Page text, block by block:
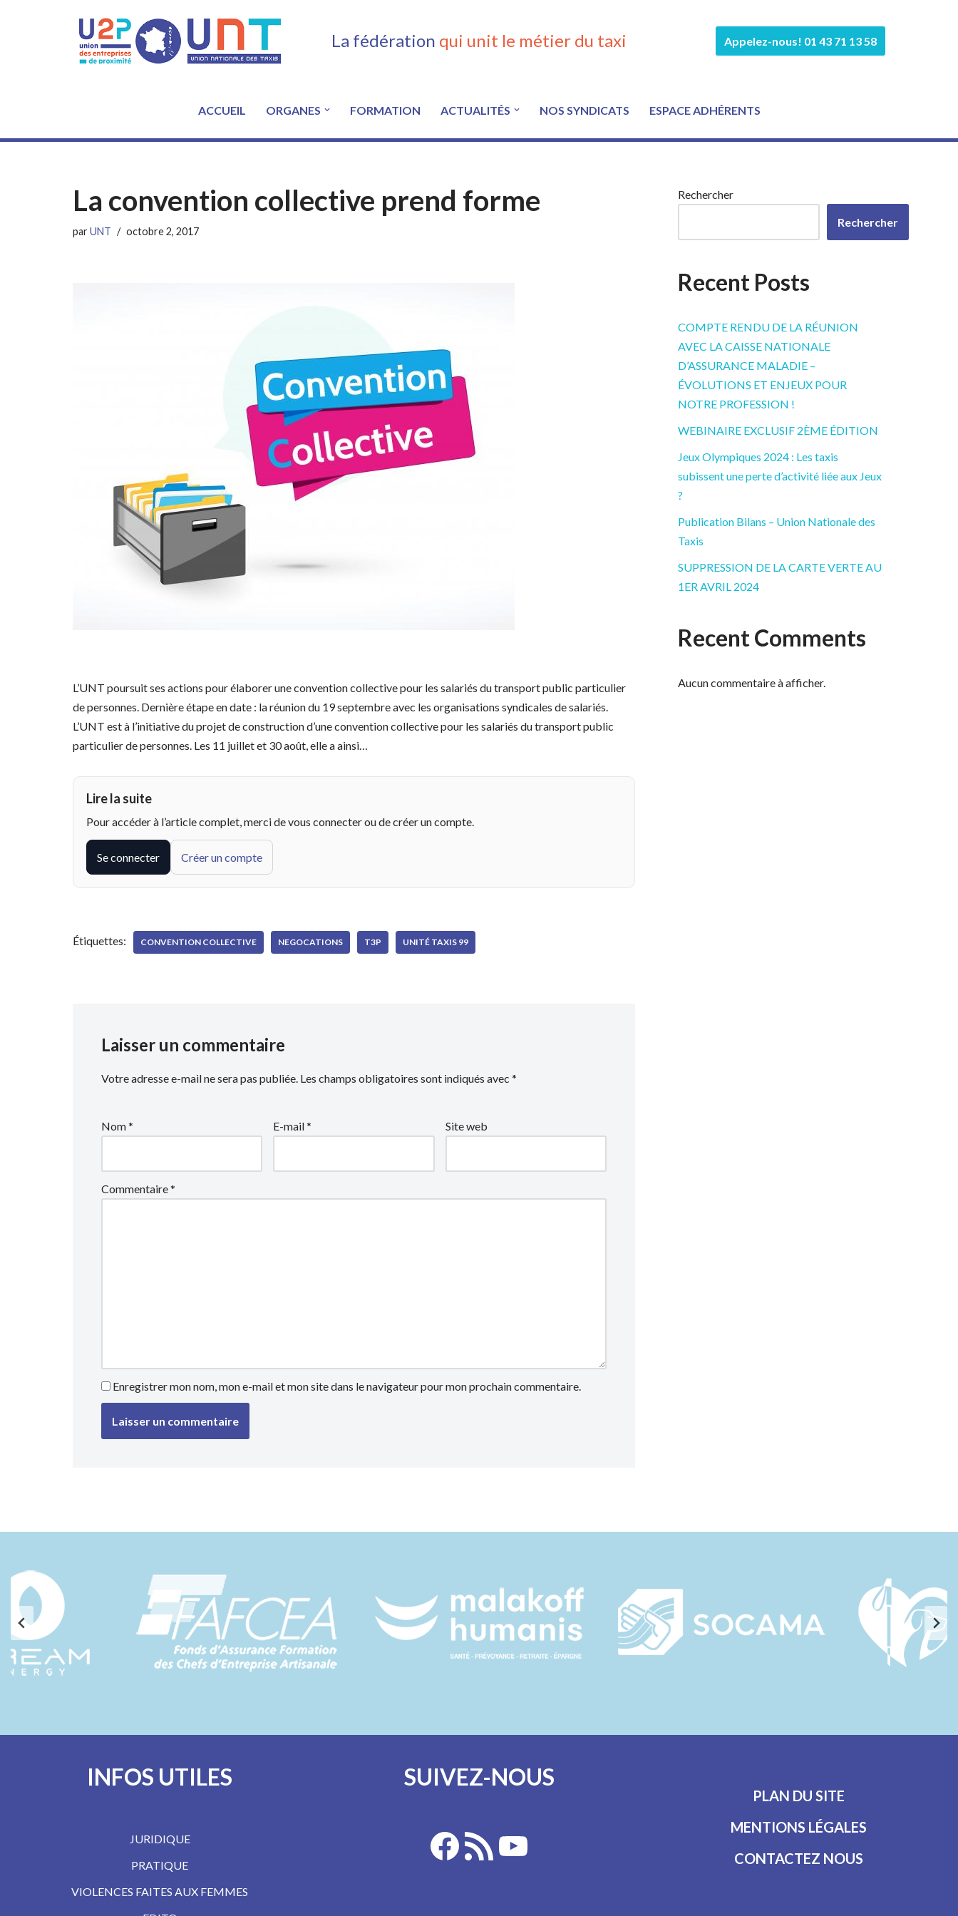
La fédération qui unit le métier du taxi Appelez-nous! 01 43 71 13 58
ACCUEIL ORGANES FORMATION ACTUALITÉS NOS SYNDICATS ESPACE ADHÉRENTS
La convention collective prend forme
parUNT octobre 2, 2017
L’UNT poursuit ses actions pour élaborer une convention collective pour les salariés du transport public particulier
de personnes. Dernière étape en date : la réunion du 19 septembre avec les organisations syndicales de salariés.
L’UNT est à l’initiative du projet de construction d’une convention collective pour les salariés du transport public
particulier de personnes. Les 11 juillet et 30 août, elle a ainsi…
Lire la suite
Pour accéder à l’article complet, merci de vous connecter ou de créer un compte.
Se connecter Créer un compte
Étiquettes: CONVENTION COLLECTIVE NEGOCATIONS T3P UNITÉ TAXIS 99
Laisser un commentaire
Votre adresse e-mail ne sera pas publiée. Les champs obligatoires sont indiqués avec *
Nom* E-mail* Site web
Commentaire*
Enregistrer mon nom, mon e-mail et mon site dans le navigateur pour mon prochain commentaire.
Rechercher
Rechercher
Recent Posts
COMPTE RENDU DE LA RÉUNION
AVEC LA CAISSE NATIONALE
D’ASSURANCE MALADIE –
ÉVOLUTIONS ET ENJEUX POUR
NOTRE PROFESSION !
WEBINAIRE EXCLUSIF 2ÈME ÉDITION
Jeux Olympiques 2024 : Les taxis
subissent une perte d’activité liée aux Jeux
?
Publication Bilans – Union Nationale des
Taxis
SUPPRESSION DE LA CARTE VERTE AU
1ER AVRIL 2024
Recent Comments
Aucun commentaire à afficher.
INFOS UTILES
JURIDIQUE
PRATIQUE
VIOLENCES FAITES AUX FEMMES
SUIVEZ-NOUS
PLAN DU SITE
MENTIONS LÉGALES
CONTACTEZ NOUS